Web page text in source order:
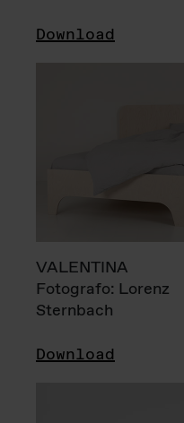
Download
VALENTINA
Fotografo: Lorenz
Sternbach
Download